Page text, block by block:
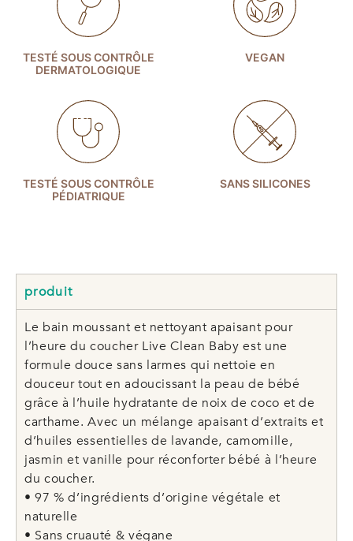
TESTÉ SOUS CONTRÔLE
DERMATOLOGIQUE
VEGAN
TESTÉ SOUS CONTRÔLE
PÉDIATRIQUE
SANS SILICONES
produit
Le bain moussant et nettoyant apaisant pour
l’heure du coucher Live Clean Baby est une
formule douce sans larmes qui nettoie en
douceur tout en adoucissant la peau de bébé
grâce à l’huile hydratante de noix de coco et de
carthame. Avec un mélange apaisant d’extraits et
d’huiles essentielles de lavande, camomille,
jasmin et vanille pour réconforter bébé à l’heure
du coucher.
• 97 % d’ingrédients d’origine végétale et
naturelle
• Sans cruauté & végane